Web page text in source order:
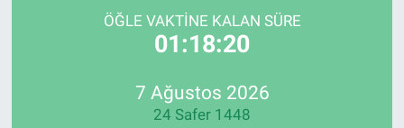
ÖĞLE VAKTINE KALAN SÜRE
01:18:20
7 Ağustos 2026
24 Safer 1448
HaberOrtak
Enerjisini Üreten Fabrikalar